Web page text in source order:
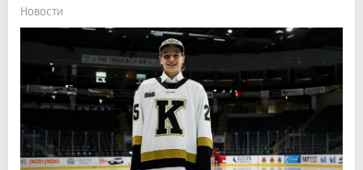
Новости